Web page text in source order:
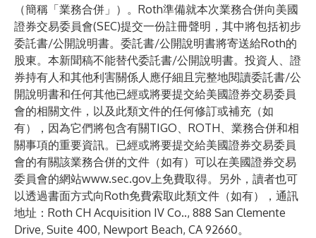
（簡稱「業務合併」）。Roth準備就本次業務合併向美國
證券交易委員會(SEC)提交一份註冊聲明，其中將包括初步
委託書/公開說明書。委託書/公開說明書將寄送給Roth的
股東。本新聞稿不能替代委託書/公開說明書。投資人、證
券持有人和其他利害關係人應仔細且完整地閱讀委託書/公
開說明書和任何其他已經或將要提交給美國證券交易委員
會的相關文件，以及此類文件的任何修訂或補充（如
有），因為它們將包含有關TIGO、ROTH、業務合併和相
關事項的重要資訊。已經或將要提交給美國證券交易委員
會的有關該業務合併的文件（如有）可以在美國證券交易
委員會的網站www.sec.gov上免費取得。另外，讀者也可
以透過書面方式向Roth免費索取此類文件（如有），通訊
地址：Roth CH Acquisition IV Co.., 888 San Clemente
Drive, Suite 400, Newport Beach, CA 92660。